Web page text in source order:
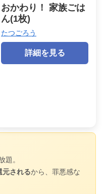
おかわり！ 家族ごは
ん(1枚)
たつごろう
詳細を見る
題。
元されるから、罪悪感な